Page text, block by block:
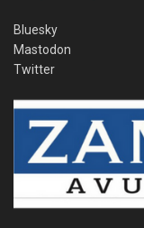
Bluesky
Mastodon
Twitter